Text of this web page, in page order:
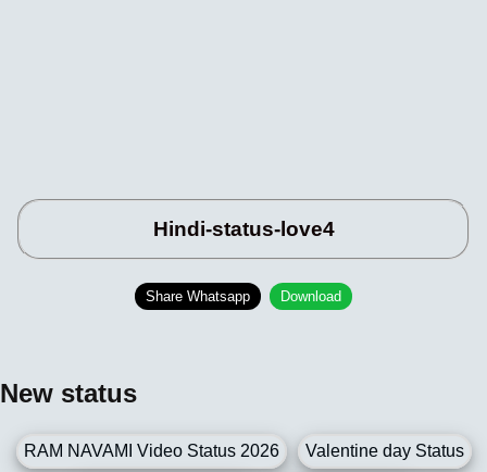
Hindi-status-love4
Share Whatsapp Download
New status
RAM NAVAMI Video Status 2026 Valentine day Status